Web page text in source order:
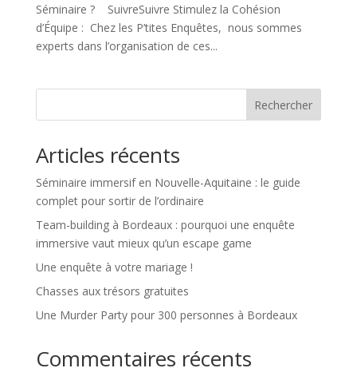
Séminaire ? SuivreSuivre Stimulez la Cohésion
d’Équipe : Chez les P’tites Enquêtes, nous sommes
experts dans l’organisation de ces...
Rechercher
Articles récents
Séminaire immersif en Nouvelle-Aquitaine : le guide
complet pour sortir de l’ordinaire
Team-building à Bordeaux : pourquoi une enquête
immersive vaut mieux qu’un escape game
Une enquête à votre mariage !
Chasses aux trésors gratuites
Une Murder Party pour 300 personnes à Bordeaux
Commentaires récents